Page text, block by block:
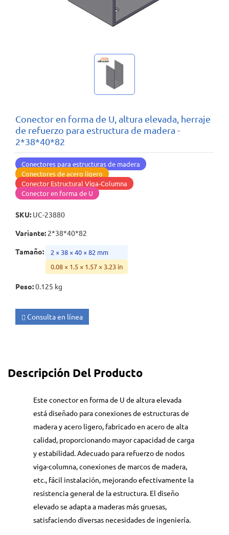
Conector en forma de U, altura elevada, herraje
de refuerzo para estructura de madera -
2*38*40*82
Conectores para estructuras de madera
Conectores de acero ligero
Conector Estructural Viga-Columna
Conector en forma de U
SKU: UC-23880
Variante: 2*38*40*82
Tamaño:
2 × 38 × 40 × 82 mm
0.08 × 1.5 × 1.57 × 3.23 in
Peso:0.125 kg
Consulta en línea
Descripción Del Producto
Este conector en forma de U de altura elevada
está diseñado para conexiones de estructuras de
madera y acero ligero, fabricado en acero de alta
calidad, proporcionando mayor capacidad de carga
y estabilidad. Adecuado para refuerzo de nodos
viga-columna, conexiones de marcos de madera,
etc., fácil instalación, mejorando efectivamente la
resistencia general de la estructura. El diseño
elevado se adapta a maderas más gruesas,
satisfaciendo diversas necesidades de ingeniería.